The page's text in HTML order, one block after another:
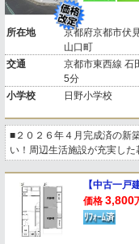
所在地
京都府京都市伏
山口町
交通
京都市東西線 石
5分
小学校 日野小学校
■２０２６年４月完成済の新
い！周辺生活施設が充実した
【中古一戸
価格 3,800